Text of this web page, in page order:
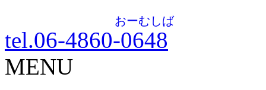
tel.06-4860-0648
おーむしば
MENU